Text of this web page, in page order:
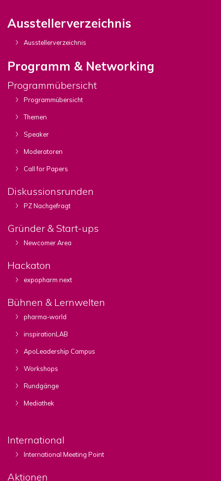
Ausstellerverzeichnis
Ausstellerverzeichnis
Programm & Networking
Programmübersicht
Programmübersicht
Themen
Speaker
Moderatoren
Call for Papers
Diskussionsrunden
PZ Nachgefragt
Gründer & Start-ups
Newcomer Area
Hackaton
expopharm next
Bühnen & Lernwelten
pharma-world
inspirationLAB
ApoLeadership Campus
Workshops
Rundgänge
Mediathek
International
International Meeting Point
Aktionen